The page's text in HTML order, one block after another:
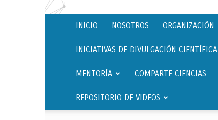
INICIO NOSOTROS ORGANIZACIÓN
INICIATIVAS DE DIVULGACIÓN CIENTÍFICA
MENTORÍA COMPARTE CIENCIAS
REPOSITORIO DE VIDEOS